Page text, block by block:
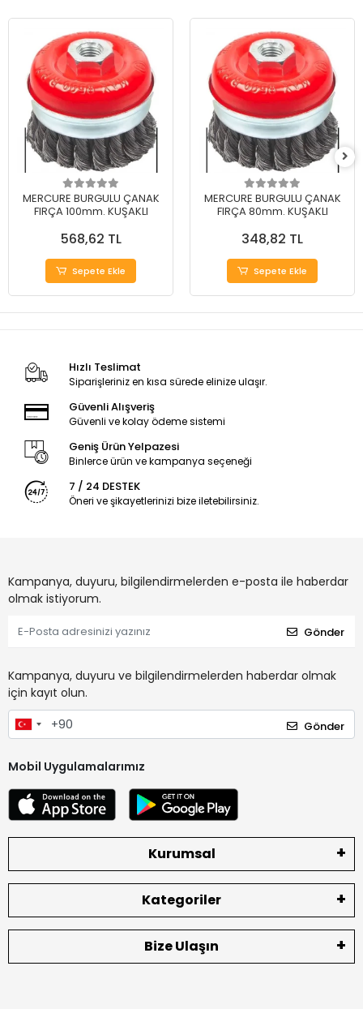
MERCURE BURGULU ÇANAK
FIRÇA 100mm. KUŞAKLI
568,62 TL
Sepete Ekle
MERCURE BURGULU ÇANAK
FIRÇA 80mm. KUŞAKLI
348,82 TL
Sepete Ekle
Hızlı Teslimat
Siparişleriniz en kısa sürede elinize ulaşır.
Güvenli Alışveriş
Güvenli ve kolay ödeme sistemi
Geniş Ürün Yelpazesi
Binlerce ürün ve kampanya seçeneği
7 / 24 DESTEK
Öneri ve şikayetlerinizi bize iletebilirsiniz.
Kampanya, duyuru, bilgilendirmelerden e-posta ile haberdar
olmak istiyorum.
Gönder
Kampanya, duyuru ve bilgilendirmelerden haberdar olmak
için kayıt olun.
Gönder
Mobil Uygulamalarımız
Kurumsal
Kategoriler
Bize Ulaşın